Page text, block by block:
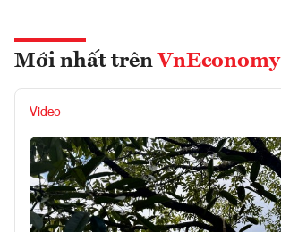
Mới nhất trên VnEconomy
Video